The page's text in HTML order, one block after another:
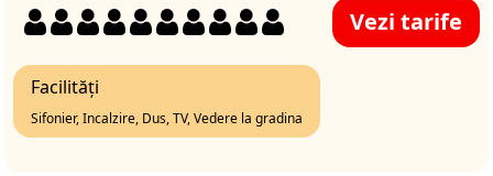
Vezi tarife
Facilități
Sifonier, Incalzire, Dus, TV, Vedere la gradina